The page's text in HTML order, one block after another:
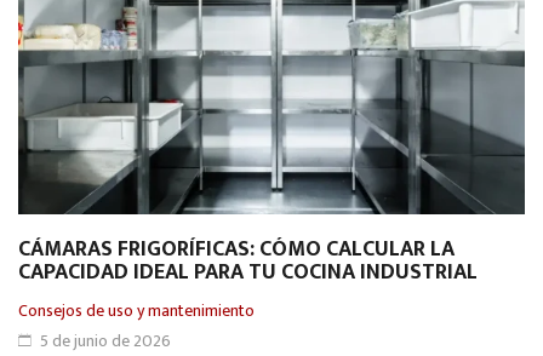
CÁMARAS FRIGORÍFICAS: CÓMO CALCULAR LA
CAPACIDAD IDEAL PARA TU COCINA INDUSTRIAL
Consejos de uso y mantenimiento
5 de junio de 2026